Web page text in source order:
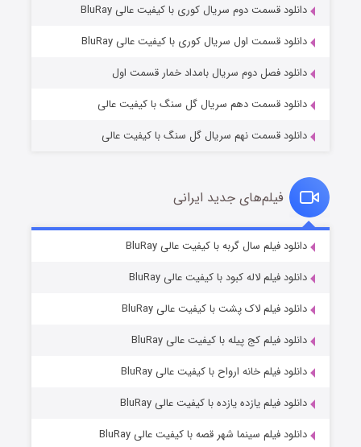
مردگان متحرک: شهر مرده ۳
قسمت۲ (زیرنویس) منتشر شد
قسمت۷ (زیرنویس) منتشر شد
دانلود قسمت دوم سریال کوری با کیفیت عالی BluRay
دانلود قسمت اول سریال کوری با کیفیت عالی BluRay
دانلود فصل دوم سریال بامداد خمار قسمت اول
دانلود قسمت دهم سریال گل سنگ با کیفیت عالی
دانلود قسمت نهم سریال گل سنگ با کیفیت عالی
فیلم‌های جدید ایرانی
دانلود فیلم سال گربه با کیفیت عالی BluRay
دانلود فیلم لاله کبود با کیفیت عالی BluRay
دانلود فیلم لاک پشت با کیفیت عالی BluRay
دانلود فیلم کج‌ پیله با کیفیت عالی BluRay
دانلود فیلم خانه ارواح با کیفیت عالی BluRay
دانلود فیلم یازده یازده با کیفیت عالی BluRay
دانلود فیلم سینما شهر قصه با کیفیت عالی BluRay